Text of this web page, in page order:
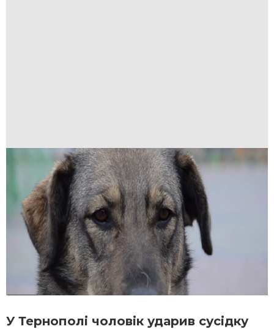
У Тернополі чоловік ударив сусідку